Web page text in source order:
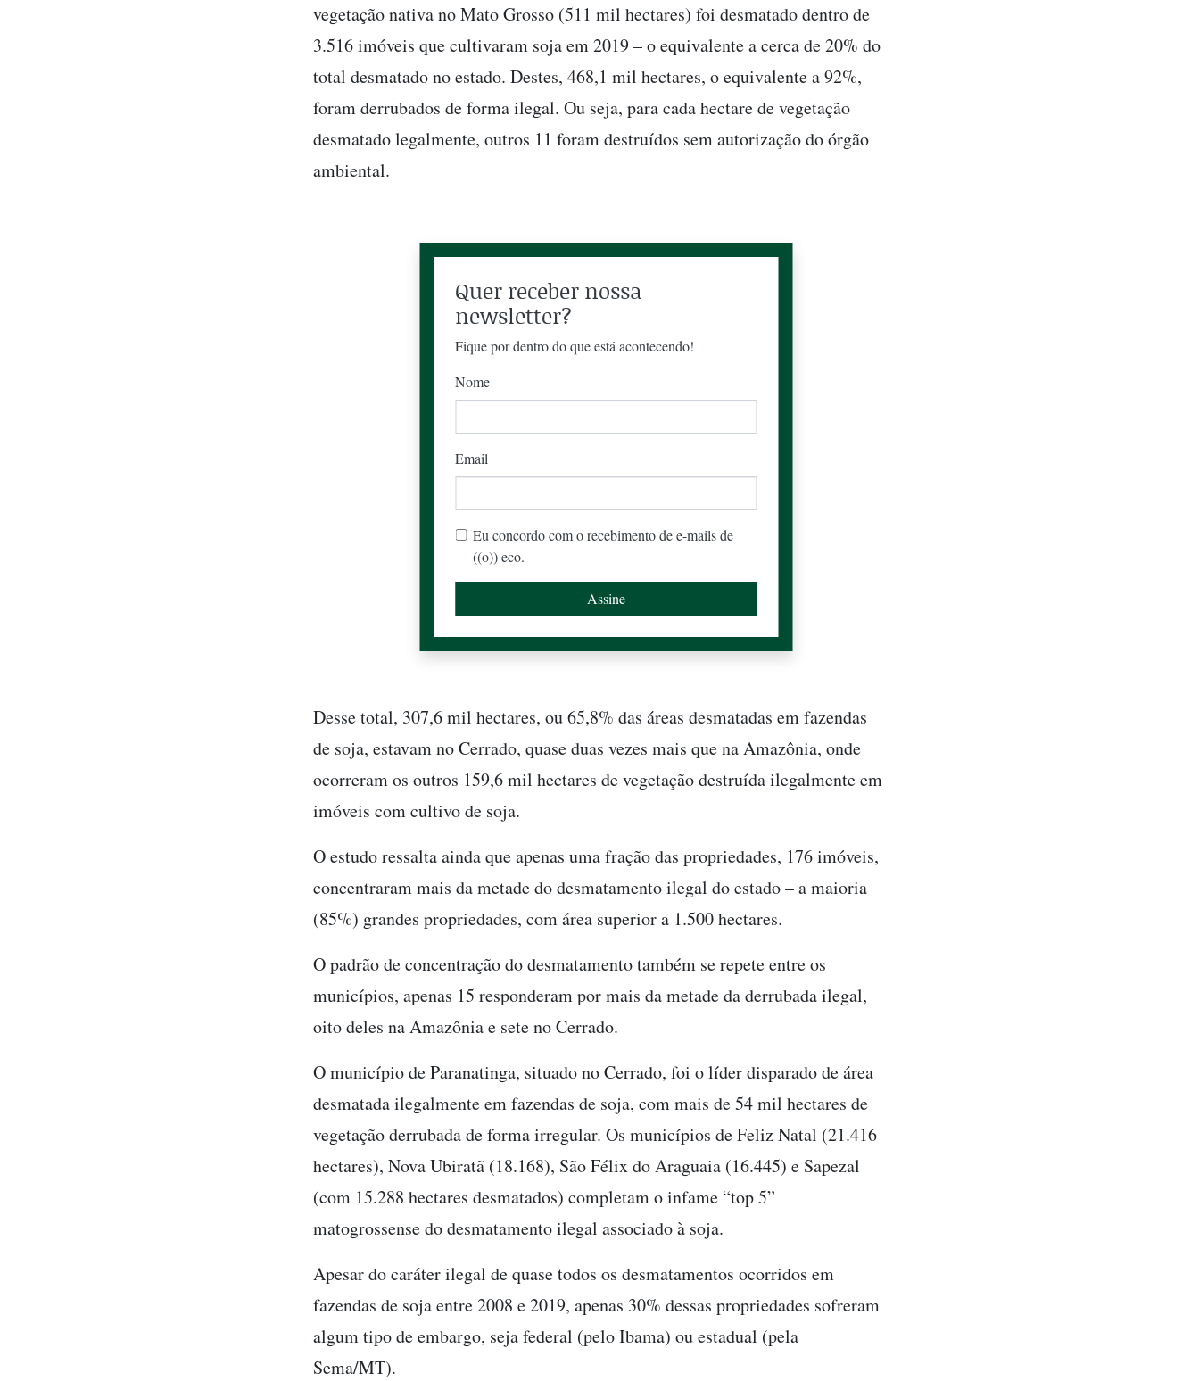
vegetação nativa no Mato Grosso (511 mil hectares) foi desmatado dentro de
3.516 imóveis que cultivaram soja em 2019 – o equivalente a cerca de 20% do
total desmatado no estado. Destes, 468,1 mil hectares, o equivalente a 92%,
foram derrubados de forma ilegal. Ou seja, para cada hectare de vegetação
desmatado legalmente, outros 11 foram destruídos sem autorização do órgão
ambiental.
Quer receber nossa
newsletter?
Fique por dentro do que está acontecendo!
Nome
Email
Eu concordo com o recebimento de e-mails de
((o)) eco.
Desse total, 307,6 mil hectares, ou 65,8% das áreas desmatadas em fazendas
de soja, estavam no Cerrado, quase duas vezes mais que na Amazônia, onde
ocorreram os outros 159,6 mil hectares de vegetação destruída ilegalmente em
imóveis com cultivo de soja.
O estudo ressalta ainda que apenas uma fração das propriedades, 176 imóveis,
concentraram mais da metade do desmatamento ilegal do estado – a maioria
(85%) grandes propriedades, com área superior a 1.500 hectares.
O padrão de concentração do desmatamento também se repete entre os
municípios, apenas 15 responderam por mais da metade da derrubada ilegal,
oito deles na Amazônia e sete no Cerrado.
O município de Paranatinga, situado no Cerrado, foi o líder disparado de área
desmatada ilegalmente em fazendas de soja, com mais de 54 mil hectares de
vegetação derrubada de forma irregular. Os municípios de Feliz Natal (21.416
hectares), Nova Ubiratã (18.168), São Félix do Araguaia (16.445) e Sapezal
(com 15.288 hectares desmatados) completam o infame “top 5”
matogrossense do desmatamento ilegal associado à soja.
Apesar do caráter ilegal de quase todos os desmatamentos ocorridos em
fazendas de soja entre 2008 e 2019, apenas 30% dessas propriedades sofreram
algum tipo de embargo, seja federal (pelo Ibama) ou estadual (pela
Sema/MT).